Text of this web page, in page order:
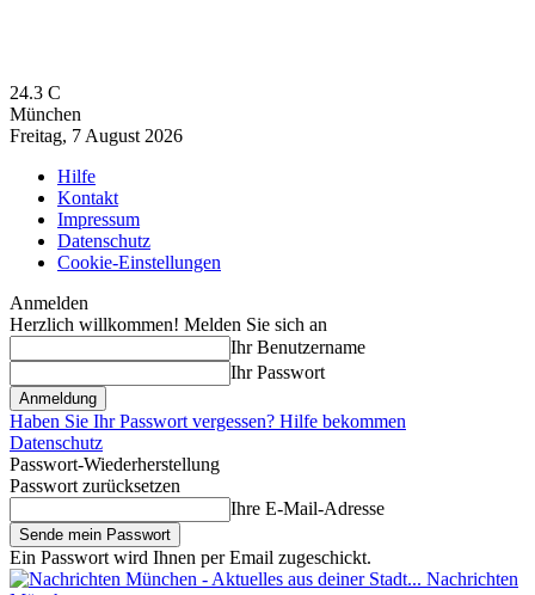
24.3 C
München
Freitag, 7 August 2026
Hilfe
Kontakt
Impressum
Datenschutz
Cookie-Einstellungen
Anmelden
Herzlich willkommen! Melden Sie sich an
Ihr Benutzername
Ihr Passwort
Haben Sie Ihr Passwort vergessen? Hilfe bekommen
Datenschutz
Passwort-Wiederherstellung
Passwort zurücksetzen
Ihre E-Mail-Adresse
Ein Passwort wird Ihnen per Email zugeschickt.
Nachrichten